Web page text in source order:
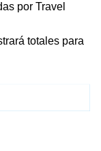
por Travel
totales para